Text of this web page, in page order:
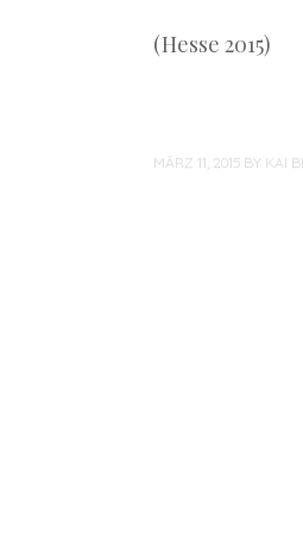
(Hesse 2015)
MÄRZ 11, 2015 BY KAI